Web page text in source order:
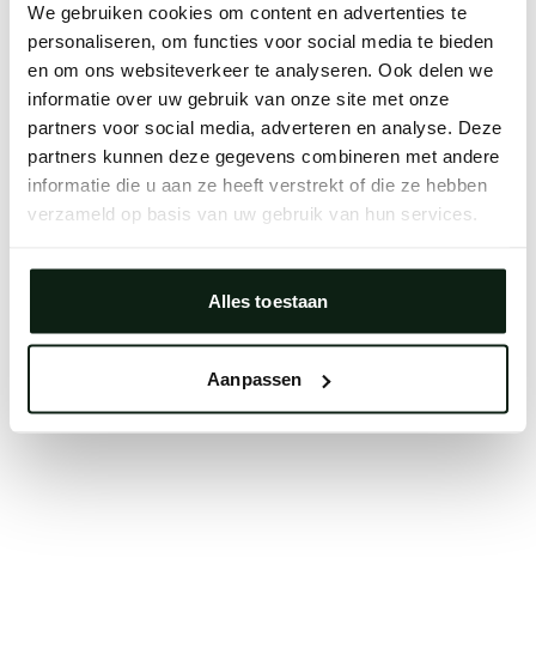
We gebruiken cookies om content en advertenties te
personaliseren, om functies voor social media te bieden
en om ons websiteverkeer te analyseren. Ook delen we
informatie over uw gebruik van onze site met onze
partners voor social media, adverteren en analyse. Deze
partners kunnen deze gegevens combineren met andere
informatie die u aan ze heeft verstrekt of die ze hebben
verzameld op basis van uw gebruik van hun services.
Alles toestaan
Aanpassen
Click the button below to refresh the website. If the
issue persists, either try waiting a moment or
reopening your browser.
Clearing your browser cache may also help in some
cases.
We apologize for the inconvenience.